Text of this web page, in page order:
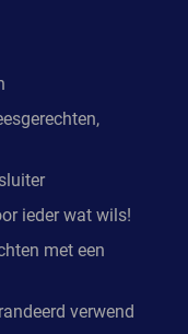
ieder wat wils!
met een
verwend